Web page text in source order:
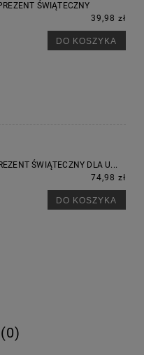
ŚWIĄTECZNY
39,98 zł
DO KOSZYKA
ŚWIĄTECZNY DLA U...
74,98 zł
DO KOSZYKA